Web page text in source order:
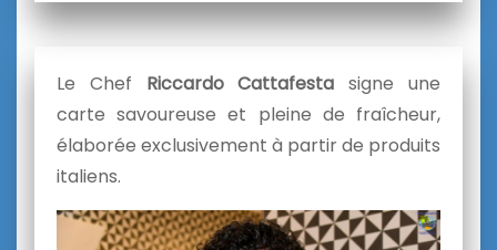
Le Chef Riccardo Cattafesta signe une
carte savoureuse et pleine de fraîcheur,
élaborée exclusivement à partir de produits
italiens.